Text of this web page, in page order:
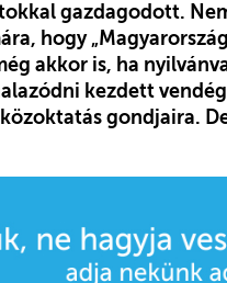
gazdagodott.
hogy
akkor is, ha
kezdett
gondjaira.